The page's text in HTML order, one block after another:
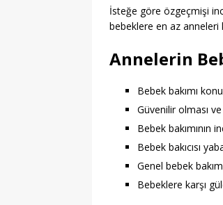
İsteğe göre özgeçmişi
bebeklere en az
Annelerin
Bebek bakımı
Güvenilir olması
Bebek bakımının
Bebek bakıcısı
Genel bebek
Bebeklere karşı